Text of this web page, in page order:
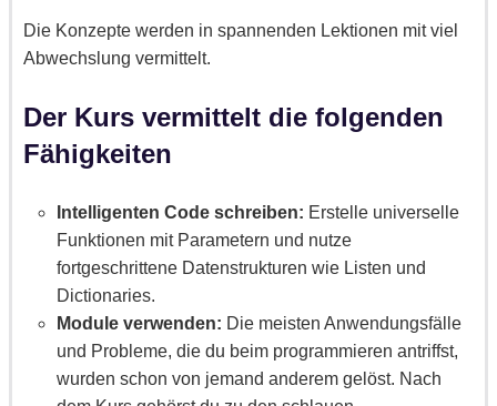
Die Konzepte werden in spannenden Lektionen mit viel
Abwechslung vermittelt.
Der Kurs vermittelt die folgenden
Fähigkeiten
Intelligenten Code schreiben: Erstelle universelle
Funktionen mit Parametern und nutze
fortgeschrittene Datenstrukturen wie Listen und
Dictionaries.
Module verwenden: Die meisten Anwendungsfälle
und Probleme, die du beim programmieren antriffst,
wurden schon von jemand anderem gelöst. Nach